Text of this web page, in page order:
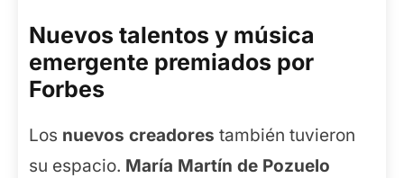
Nuevos talentos y música
emergente premiados por
Forbes
Los nuevos creadores también tuvieron
su espacio. María Martín de Pozuelo